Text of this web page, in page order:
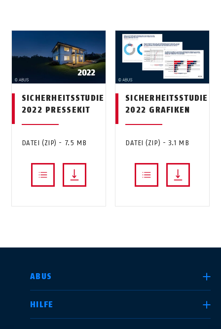
SICHERHEITSSTUDIE
2022 PRESSEKIT
DATEI (ZIP) - 7.5 MB
SICHERHEITSSTUDIE
2022 GRAFIKEN
DATEI (ZIP) - 3.1 MB
ABUS
HILFE
LAND AUSWÄHLEN